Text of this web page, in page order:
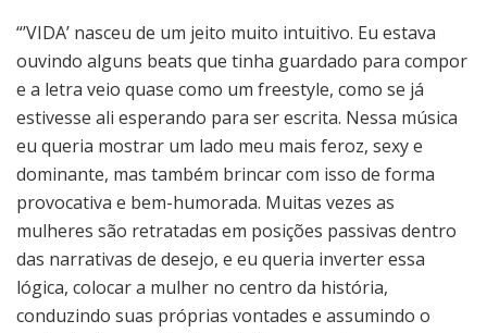
“’VIDA’ nasceu de um jeito muito intuitivo. Eu estava
ouvindo alguns beats que tinha guardado para compor
e a letra veio quase como um freestyle, como se já
estivesse ali esperando para ser escrita. Nessa música
eu queria mostrar um lado meu mais feroz, sexy e
dominante, mas também brincar com isso de forma
provocativa e bem-humorada. Muitas vezes as
mulheres são retratadas em posições passivas dentro
das narrativas de desejo, e eu queria inverter essa
lógica, colocar a mulher no centro da história,
conduzindo suas próprias vontades e assumindo o